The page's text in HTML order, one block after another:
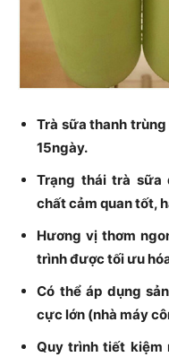
Trà sữa thanh
15ngày.
Trạng thái trà sữa
chất cảm quan tốt,
Hương vị thơm
trình được tối ưu
Có thể áp dụng
cực lớn (nhà máy
Quy trình tiết kiệm